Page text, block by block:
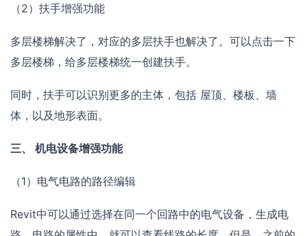
（2）扶手增强功能
多层楼梯解决了，对应的多层扶手也解决了。可以点击一下
多层楼梯，给多层楼梯统一创建扶手。
同时，扶手可以识别更多的主体，包括 屋顶、楼板、墙
体，以及地形表面。
三、 机电设备增强功能
（1）电气电路的路径编辑
Revit中可以通过选择在同一个回路中的电气设备，生成电